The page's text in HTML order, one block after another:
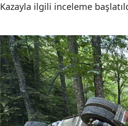
Kazayla ilgili inceleme